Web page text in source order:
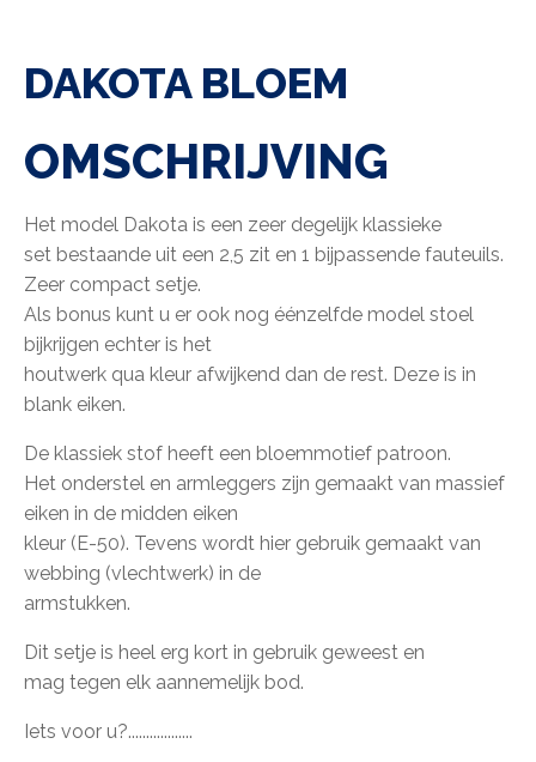
DAKOTA BLOEM
OMSCHRIJVING
Het model Dakota is een zeer degelijk klassieke
set bestaande uit een 2,5 zit en 1 bijpassende fauteuils.
Zeer compact setje.
Als bonus kunt u er ook nog éénzelfde model stoel
bijkrijgen echter is het
houtwerk qua kleur afwijkend dan de rest. Deze is in
blank eiken.
De klassiek stof heeft een bloemmotief patroon.
Het onderstel en armleggers zijn gemaakt van massief
eiken in de midden eiken
kleur (E-50). Tevens wordt hier gebruik gemaakt van
webbing (vlechtwerk) in de
armstukken.
Dit setje is heel erg kort in gebruik geweest en
mag tegen elk aannemelijk bod.
Iets voor u?..................